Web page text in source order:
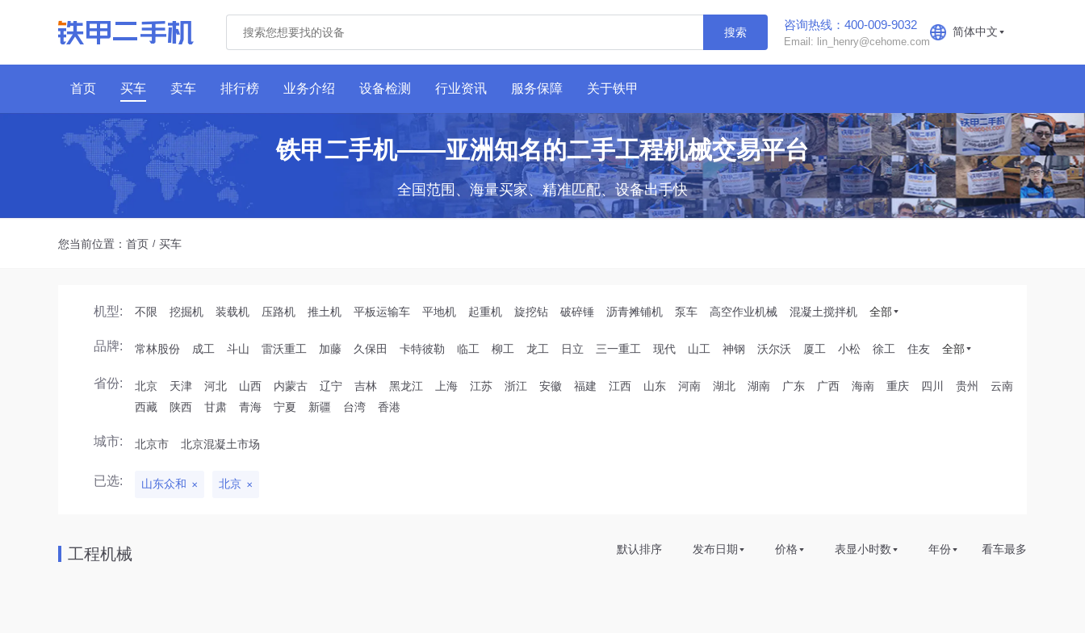
搜索
咨询热线：400-009-9032
Email: lin_henry@cehome.com
简体中文
首页 买车 卖车 排行榜 业务介绍 设备检测 行业资讯 服务保障 关于铁甲
铁甲二手机——亚洲知名的二手工程机械交易平台
全国范围、海量买家、精准匹配、设备出手快
您当前位置： 首页 / 买车
机型: 不限 挖掘机 装载机 压路机 推土机 平板运输车 平地机 起重机 旋挖钻 破碎锤 沥青摊铺机 泵车 高空作业机械 混凝土搅拌机 全部
品牌: 常林股份 成工 斗山 雷沃重工 加藤 久保田 卡特彼勒 临工 柳工 龙工 日立 三一重工 现代 山工 神钢 沃尔沃 厦工 小松 徐工 住友 全部
省份: 北京 天津 河北 山西 内蒙古 辽宁 吉林 黑龙江 上海 江苏 浙江 安徽 福建 江西 山东 河南 湖北 湖南 广东 广西 海南 重庆 四川 贵州
云南
西藏
陕西 甘肃 青海 宁夏 新疆 台湾 香港
城市: 北京市 北京混凝土市场
已选: 山东众和 北京
工程机械 默认排序 发布日期 价格 表显小时数 年份 看车最多